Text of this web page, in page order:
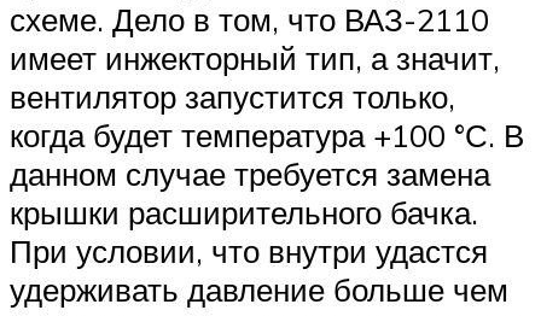
схеме. Дело в том, что ВАЗ-2110
имеет инжекторный тип, а значит,
вентилятор запустится только,
когда будет температура +100 °С. В
данном случае требуется замена
крышки расширительного бачка.
При условии, что внутри удастся
удерживать давление больше чем